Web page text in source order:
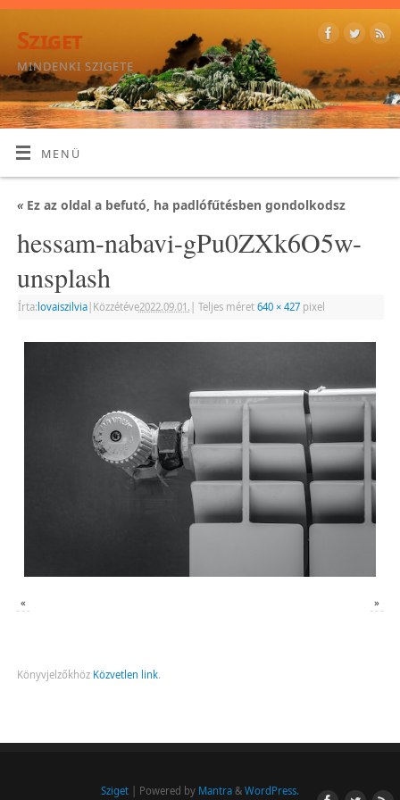
Sziget
MINDENKI SZIGETE
MENÜ
«Ez az oldal a befutó, ha padlófűtésben gondolkodsz
hessam-nabavi-gPu0ZXk6O5w-
unsplash
Írta: lovaiszilvia| Közzétéve2022.09.01. Teljes méret 640 × 427pixel
« »
Könyvjelzőkhöz Közvetlen link.
Sziget | Powered by Mantra & WordPress.